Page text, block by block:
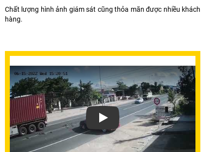
Chất lượng hình ảnh giám sát cũng thỏa mãn được nhiều khách
hàng.